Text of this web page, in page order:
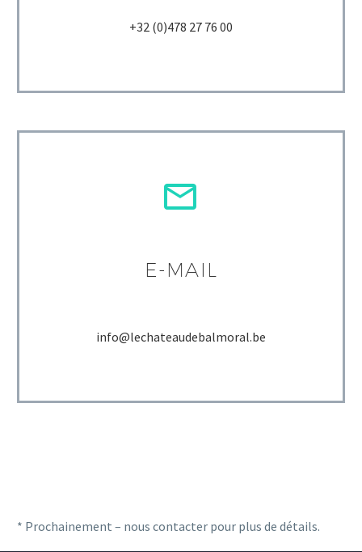
+32 (0)478 27 76 00


E-MAIL
info@lechateaudebalmoral.be
* Prochainement – nous contacter pour plus de détails.